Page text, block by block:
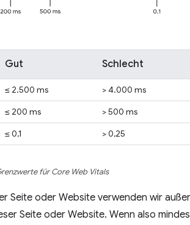
Gut Schlecht
≤ 2.500 ms > 4.000 ms
≤ 200 ms > 500 ms
≤ 0,1 > 0,25
für Core Web Vitals
Seite oder Website verwenden wir
Seite oder Website. Wenn also